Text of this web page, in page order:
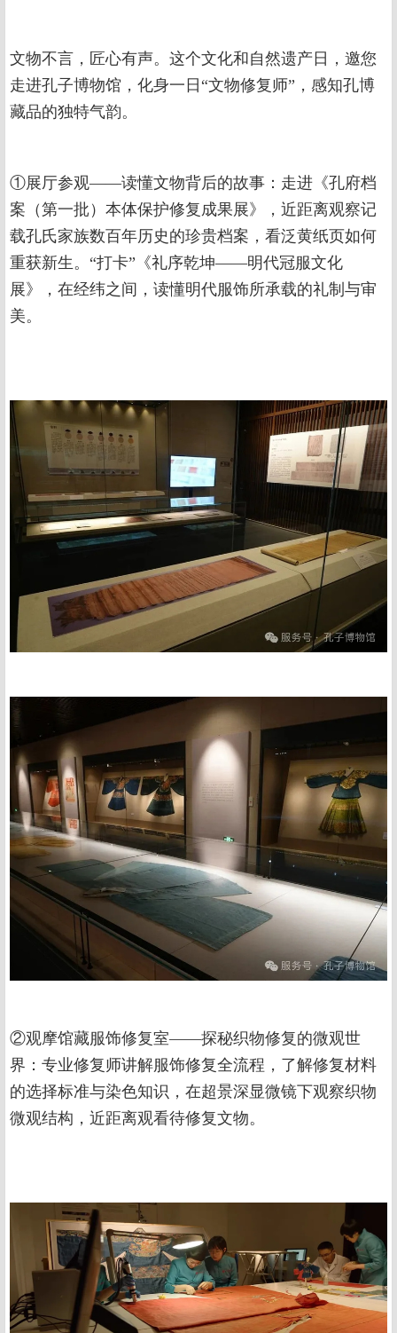
文物不言，匠心有声。这个文化和自然遗产日，邀您
走进孔子博物馆，化身一日“文物修复师”，感知孔博
藏品的独特气韵。
①展厅参观——读懂文物背后的故事：走进《孔府档
案（第一批）本体保护修复成果展》，近距离观察记
载孔氏家族数百年历史的珍贵档案，看泛黄纸页如何
重获新生。“打卡”《礼序乾坤——明代冠服文化
展》，在经纬之间，读懂明代服饰所承载的礼制与审
美。
②观摩馆藏服饰修复室——探秘织物修复的微观世
界：专业修复师讲解服饰修复全流程，了解修复材料
的选择标准与染色知识，在超景深显微镜下观察织物
微观结构，近距离观看待修复文物。